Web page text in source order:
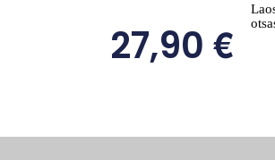
27,90€